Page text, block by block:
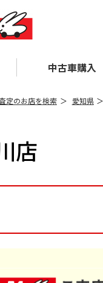
中古車購入
定のお店を検索 愛知県
店